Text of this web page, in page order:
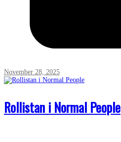
November 28, 2025
Rollistan i Normal People